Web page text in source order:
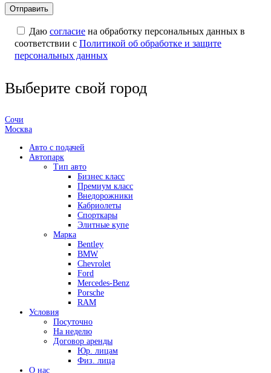
Даю согласие на обработку персональных данных в
соответствии с Политикой об обработке и защите
персональных данных
Выберите свой город
Сочи
Москва
Авто с подачей
Автопарк
Тип авто
Бизнес класс
Премиум класс
Внедорожники
Кабриолеты
Спорткары
Элитные купе
Марка
Bentley
BMW
Chevrolet
Ford
Mercedes-Benz
Porsche
RAM
Условия
Посуточно
На неделю
Договор аренды
Юр. лицам
Физ. лица
О нас